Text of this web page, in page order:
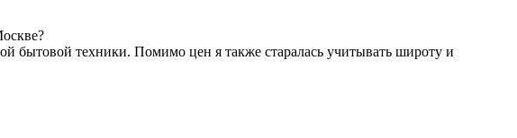
бытовой техники. Помимо цен я также старалась учитывать широту и